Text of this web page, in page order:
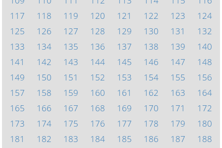
117
118 119 120 121 122 123
124
125
126 127 128 129 130 131
132
133
134 135 136 137 138 139
140
141
142 143 144 145 146 147
148
149
150 151 152 153 154 155
156
157
158 159 160 161 162 163
164
165
166 167 168 169 170 171
172
173
174 175 176 177 178 179
180
181
182 183 184 185 186 187
188